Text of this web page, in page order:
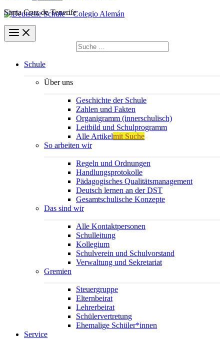
Santa Cruz de Tenerife
Suchen
nach:
Schule
Über uns
Geschichte der Schule
Zahlen und Fakten
Organigramm (innerschulisch)
Leitbild und Schulprogramm
Alle Artikelmit Suche
So arbeiten wir
Regeln und Ordnungen
Handlungsprotokolle
Pädagogisches Qualitätsmanagement
Deutsch lernen an der DST
Gesamtschulische Konzepte
Das sind wir
Alle Kontaktpersonen
Schulleitung
Kollegium
Schulverein und Schulvorstand
Verwaltung und Sekretariat
Gremien
Steuergruppe
Elternbeirat
Lehrerbeirat
Schülervertretung
Ehemalige Schüler*innen
Service